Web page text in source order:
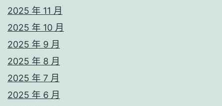
2025 年 11 月
2025 年 10 月
2025 年 9 月
2025 年 8 月
2025 年 7 月
2025 年 6 月